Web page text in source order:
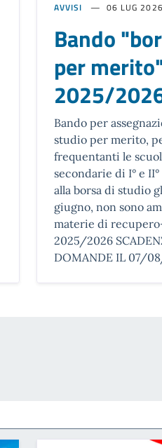
AVVISI 06 LUG 2026
Bando
per
2025/
Bando per
studio per merito,
frequentanti le
secondarie di I° e
alla borsa di studio
giugno, non sono
materie di
2025/2026
DOMANDE IL 07/